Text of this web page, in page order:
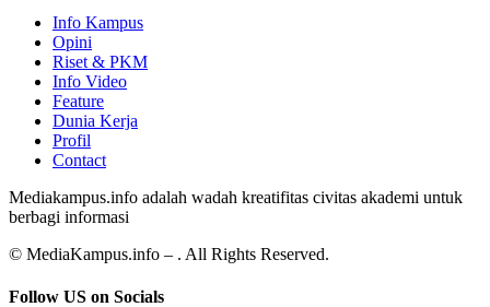
Info Kampus
Opini
Riset & PKM
Info Video
Feature
Dunia Kerja
Profil
Contact
Mediakampus.info adalah wadah kreatifitas civitas akademi untuk
berbagi informasi
© MediaKampus.info – . All Rights Reserved.
Follow US on Socials